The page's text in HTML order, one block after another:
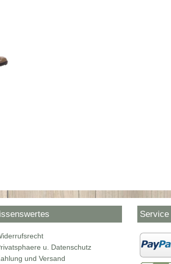
u. Datenschutz
und Versand
Service